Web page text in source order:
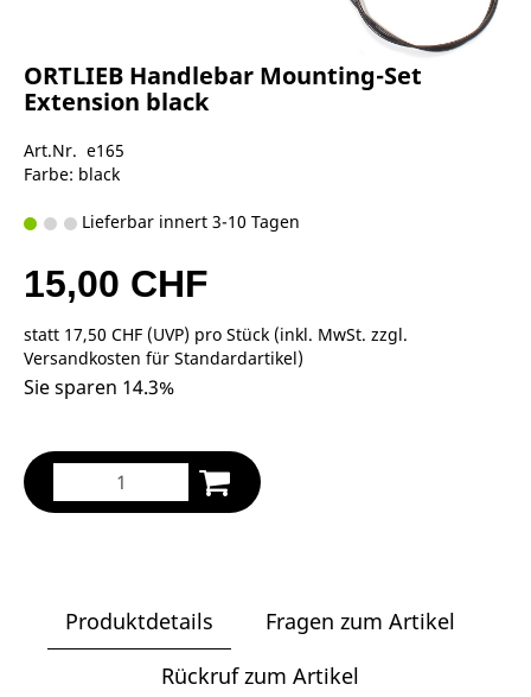
ORTLIEB Handlebar Mounting-Set
Extension black
Art.Nr. e165
Farbe: black
Lieferbar innert 3-10 Tagen
15,00 CHF
statt 17,50 CHF (UVP) pro Stück (inkl. MwSt. zzgl.
Versandkosten für Standardartikel)
Sie sparen 14.3%
Produktdetails
Fragen zum Artikel
Rückruf zum Artikel